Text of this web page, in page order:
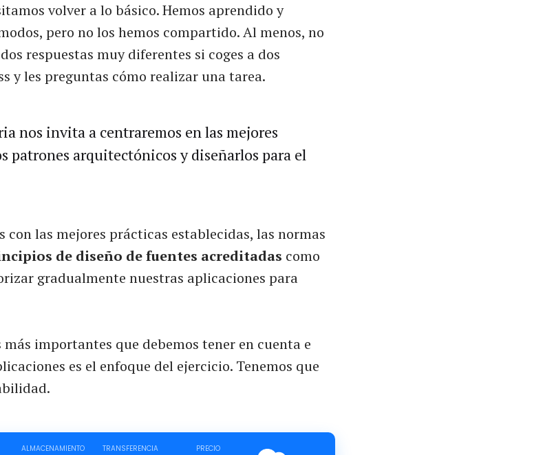
volver a lo básico. Hemos aprendido y
pero no los hemos compartido. Al menos, no
respuestas muy diferentes si coges a dos
y les preguntas cómo realizar una tarea.
nos invita a centraremos en las mejores
patrones arquitectónicos y diseñarlos para el
las mejores prácticas establecidas, las normas
de diseño de fuentes acreditadas como
gradualmente nuestras aplicaciones para
importantes que debemos tener en cuenta e
es el enfoque del ejercicio. Tenemos que
ALMACENAMIENTO TRANSFERENCIA PRECIO